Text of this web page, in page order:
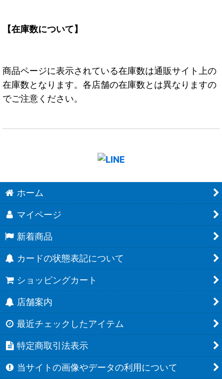
【在庫数について】
商品ページに表示されている在庫数は通販サイト上の
在庫数となります。各店舗の在庫数とは異なりますの
でご注意ください。
ホーム
マイページ
新着商品
カードの状態表記について
ショッピングカート
店舗案内
最近チェックしたアイテム
特定商取引法表示
当サイトの画像やデータの利用について